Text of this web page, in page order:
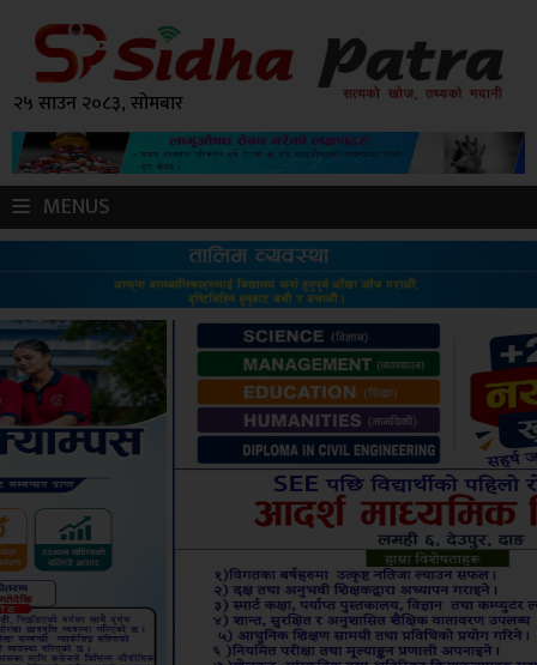
२५ साउन २०८३, सोमबार
MENUS